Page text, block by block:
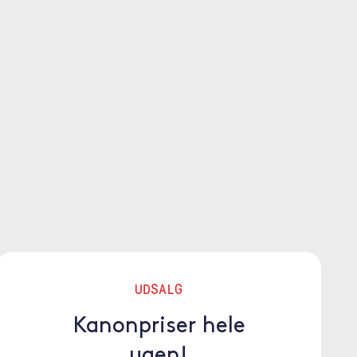
UDSALG
Kanonpriser hele